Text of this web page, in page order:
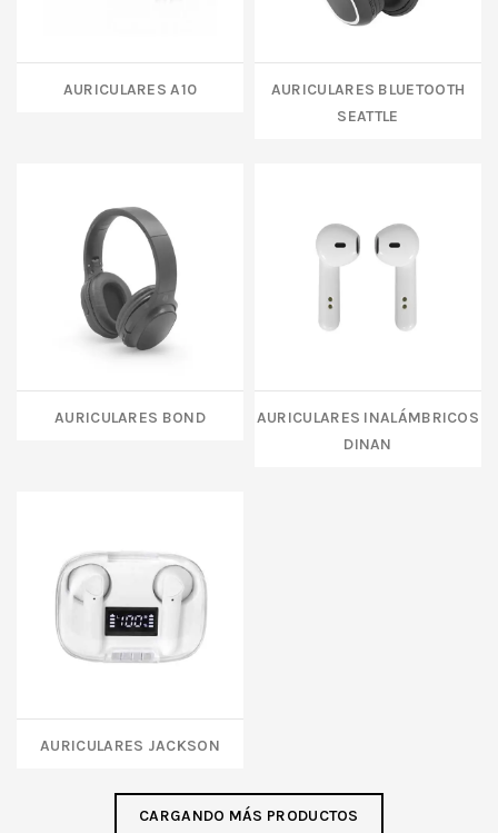
AURICULARES A10
AURICULARES BLUETOOTH
SEATTLE
AURICULARES BOND
AURICULARES INALÁMBRICOS
DINAN
AURICULARES JACKSON
CARGANDO MÁS PRODUCTOS